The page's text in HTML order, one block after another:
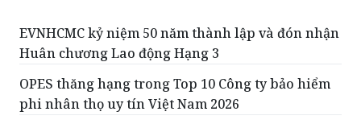
EVNHCMC kỷ niệm 50 năm thành lập và đón nhận
Huân chương Lao động Hạng 3
OPES thăng hạng trong Top 10 Công ty bảo hiểm
phi nhân thọ uy tín Việt Nam 2026